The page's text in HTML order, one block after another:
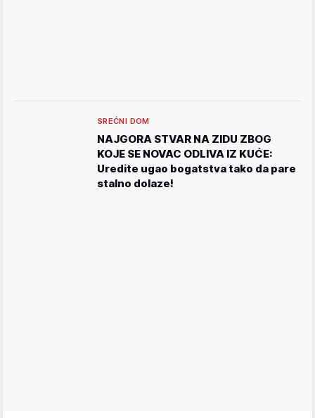
SREĆNI DOM
NAJGORA STVAR NA ZIDU ZBOG
KOJE SE NOVAC ODLIVA IZ KUĆE:
Uredite ugao bogatstva tako da pare
stalno dolaze!